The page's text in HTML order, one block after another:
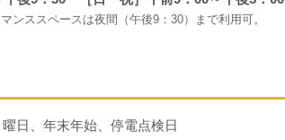
ンススペースは夜間（午後9：30）まで利用可。
日、年末年始、停電点検日